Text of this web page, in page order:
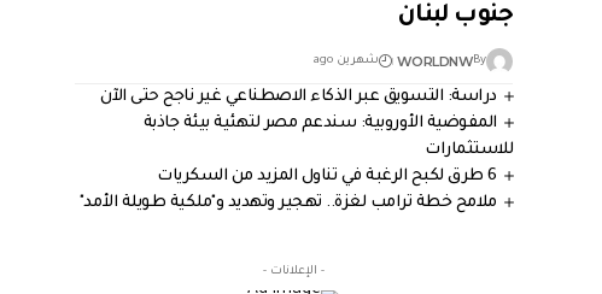
جنوب لبنان
By
WORLDNW شهرين ago
دراسة: التسويق عبر الذكاء الاصطناعي غير ناجح حتى الآن
المفوضية الأوروبية: سندعم مصر لتهئية بيئة جاذبة
للاستثمارات
6 طرق لكبح الرغبة في تناول المزيد من السكريات
ملامح خطة ترامب لغزة.. تهجير وتهديد و"ملكية طويلة الأمد"
- الإعلانات -